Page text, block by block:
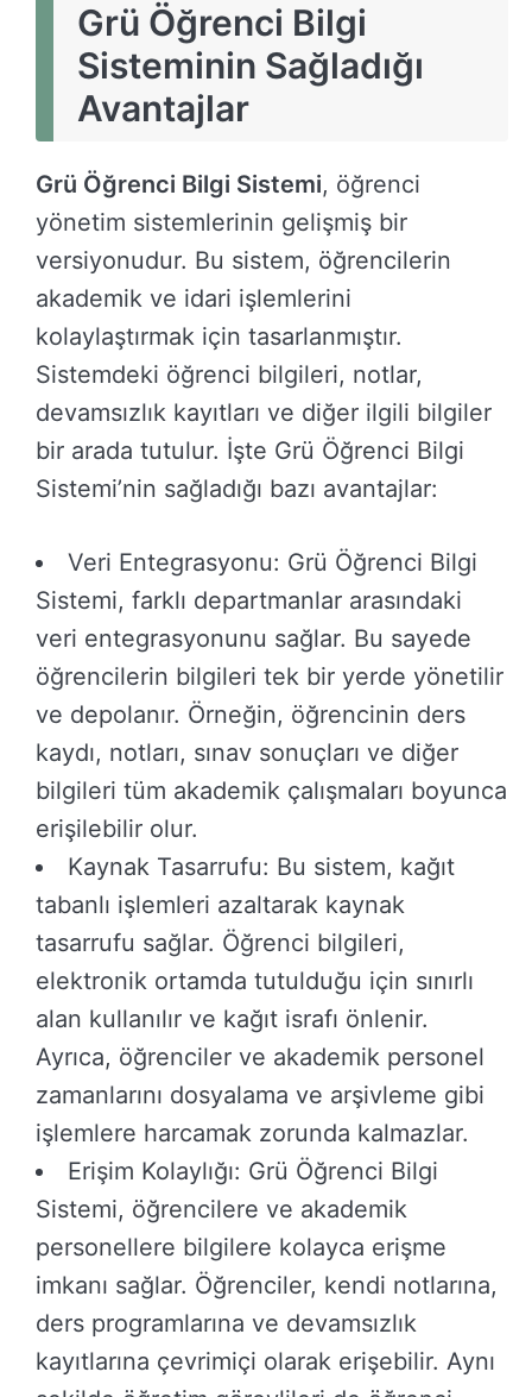
Grü Öğrenci Bilgi
Sisteminin Sağladığı
Avantajlar
Grü Öğrenci Bilgi Sistemi, öğrenci
yönetim sistemlerinin gelişmiş bir
versiyonudur. Bu sistem, öğrencilerin
akademik ve idari işlemlerini
kolaylaştırmak için tasarlanmıştır.
Sistemdeki öğrenci bilgileri, notlar,
devamsızlık kayıtları ve diğer ilgili bilgiler
bir arada tutulur. İşte Grü Öğrenci Bilgi
Sistemi’nin sağladığı bazı avantajlar:
Veri Entegrasyonu: Grü Öğrenci Bilgi
Sistemi, farklı departmanlar arasındaki
veri entegrasyonunu sağlar. Bu sayede
öğrencilerin bilgileri tek bir yerde yönetilir
ve depolanır. Örneğin, öğrencinin ders
kaydı, notları, sınav sonuçları ve diğer
bilgileri tüm akademik çalışmaları boyunca
erişilebilir olur.
Kaynak Tasarrufu: Bu sistem, kağıt
tabanlı işlemleri azaltarak kaynak
tasarrufu sağlar. Öğrenci bilgileri,
elektronik ortamda tutulduğu için sınırlı
alan kullanılır ve kağıt israfı önlenir.
Ayrıca, öğrenciler ve akademik personel
zamanlarını dosyalama ve arşivleme gibi
işlemlere harcamak zorunda kalmazlar.
Erişim Kolaylığı: Grü Öğrenci Bilgi
Sistemi, öğrencilere ve akademik
personellere bilgilere kolayca erişme
imkanı sağlar. Öğrenciler, kendi notlarına,
ders programlarına ve devamsızlık
kayıtlarına çevrimiçi olarak erişebilir. Aynı